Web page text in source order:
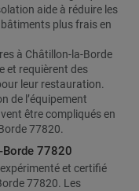
aide à réduire les
plus frais en
à Châtillon-la-Borde
et requièrent des
leur restauration.
de l’équipement
être compliqués en
77820.
77820
et certifié
77820. Les